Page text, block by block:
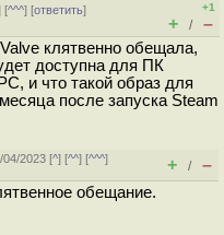
[^^^] [ответить]
+1
+ / –
клятвенно обещала,
доступна для ПК
и что такой образ для
после запуска Steam
04/2023 [^] [^^] [^^^]
+ / –
обещание.